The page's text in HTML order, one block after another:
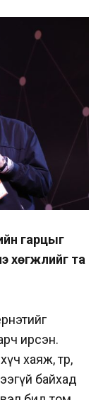
гарцыг
хөгжлийг та
ирсэн.
хаяж, төр,
байхад